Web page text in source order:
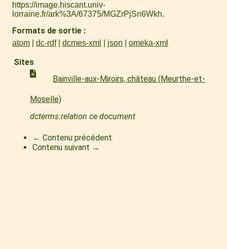
https://image.hiscant.univ-
lorraine.fr/ark%3A/67375/MGZrPjSn6Wkh.
Formats de sortie
atom dc-rdf dcmes-xml json omeka-xml
Sites
Bainville-aux-Miroirs, château (Meurthe-et-
Moselle)
dcterms:relation ce document
← Contenu précédent
Contenu suivant →